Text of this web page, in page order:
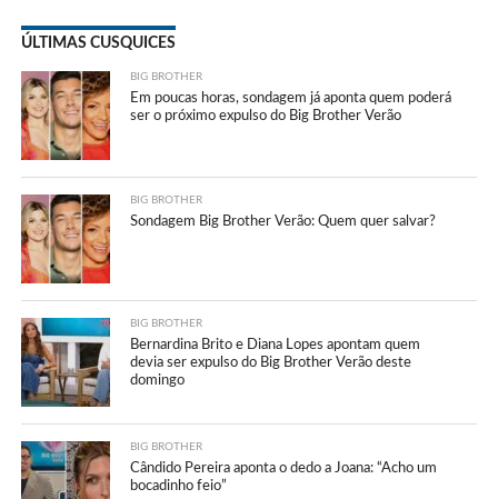
ÚLTIMAS CUSQUICES
BIG BROTHER
Em poucas horas, sondagem já aponta quem poderá
ser o próximo expulso do Big Brother Verão
BIG BROTHER
Sondagem Big Brother Verão: Quem quer salvar?
BIG BROTHER
Bernardina Brito e Diana Lopes apontam quem
devia ser expulso do Big Brother Verão deste
domingo
BIG BROTHER
Cândido Pereira aponta o dedo a Joana: “Acho um
bocadinho feio”